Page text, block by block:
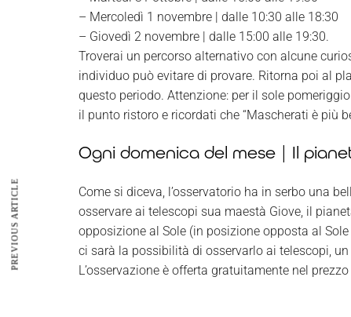
– Mercoledì 1 novembre | dalle 10:30 alle 18:30
– Giovedì 2 novembre | dalle 15:00 alle 19:30.
Troverai un percorso alternativo con alcune
individuo può evitare di provare. Ritorna poi al
questo periodo. Attenzione: per il sole
il punto ristoro e ricordati che “Mascherati è più
Ogni domenica del mese | Il
Come si diceva, l’osservatorio ha in serbo una
osservare ai telescopi sua maestà Giove, il
opposizione al Sole (in posizione opposta al
ci sarà la possibilità di osservarlo ai telescopi, un
L’osservazione è offerta gratuitamente nel
PREVIOUS ARTICLE